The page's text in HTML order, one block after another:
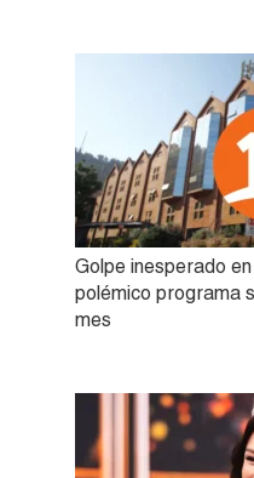
Golpe inesperado
polémico programa
mes